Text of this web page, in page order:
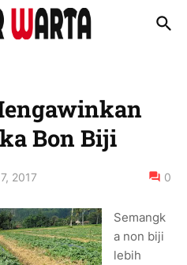
Bon Biji
2017 0
Semangk
a non biji
lebih